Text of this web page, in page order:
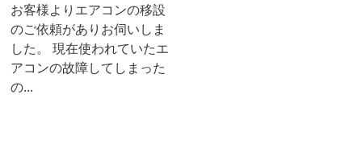
お客様よりエアコンの移設
のご依頼がありお伺いしま
した。 現在使われていたエ
アコンの故障してしまった
の...